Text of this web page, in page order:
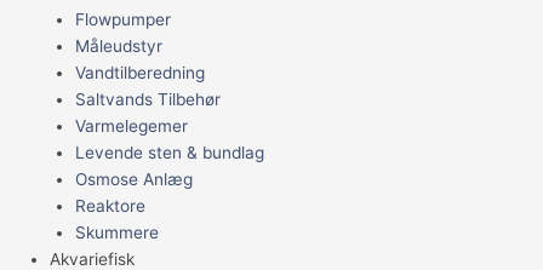
Flowpumper
Måleudstyr
Vandtilberedning
Saltvands Tilbehør
Varmelegemer
Levende sten & bundlag
Osmose Anlæg
Reaktore
Skummere
Akvariefisk